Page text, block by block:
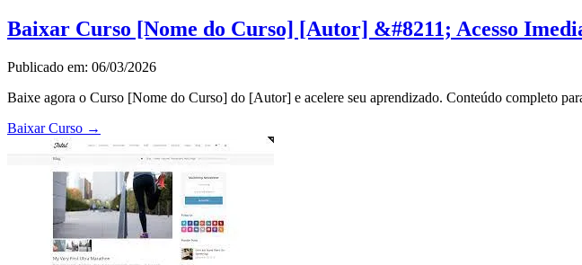
Baixar Curso [Nome do Curso] [Autor] &#8211; Acesso
Publicado em: 06/03/2026
Baixe agora o Curso [Nome do Curso] do [Autor] e acelere seu aprendizado. Conteúdo completo
Baixar Curso →